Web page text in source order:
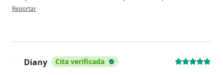
en opinión del usuario Jairo Fandiño
Reportar
Diany Cita verificada